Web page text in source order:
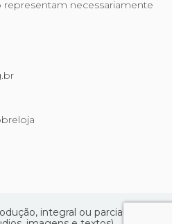
representam necessariamente
integral ou parcial